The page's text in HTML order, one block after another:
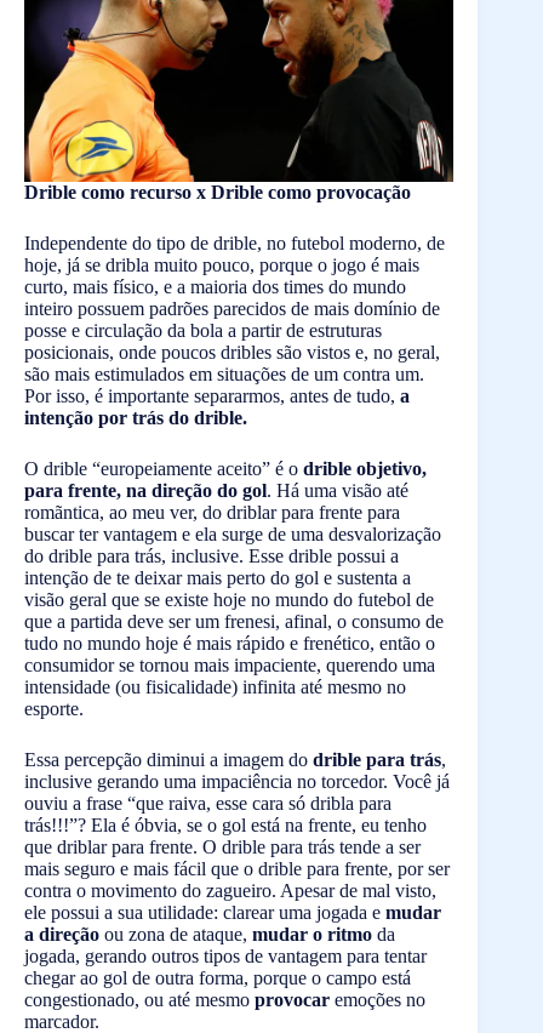
Drible como recurso x Drible como provocação
Independente do tipo de drible, no futebol moderno, de
hoje, já se dribla muito pouco, porque o jogo é mais
curto, mais físico, e a maioria dos times do mundo
inteiro possuem padrões parecidos de mais domínio de
posse e circulação da bola a partir de estruturas
posicionais, onde poucos dribles são vistos e, no geral,
são mais estimulados em situações de um contra um.
Por isso, é importante separarmos, antes de tudo, a
intenção por trás do drible.
O drible “europeiamente aceito” é o drible objetivo,
para frente, na direção do gol. Há uma visão até
romãntica, ao meu ver, do driblar para frente para
buscar ter vantagem e ela surge de uma desvalorização
do drible para trás, inclusive. Esse drible possui a
intenção de te deixar mais perto do gol e sustenta a
visão geral que se existe hoje no mundo do futebol de
que a partida deve ser um frenesi, afinal, o consumo de
tudo no mundo hoje é mais rápido e frenético, então o
consumidor se tornou mais impaciente, querendo uma
intensidade (ou fisicalidade) infinita até mesmo no
esporte.
Essa percepção diminui a imagem do drible para trás,
inclusive gerando uma impaciência no torcedor. Você já
ouviu a frase “que raiva, esse cara só dribla para
trás!!!”? Ela é óbvia, se o gol está na frente, eu tenho
que driblar para frente. O drible para trás tende a ser
mais seguro e mais fácil que o drible para frente, por ser
contra o movimento do zagueiro. Apesar de mal visto,
ele possui a sua utilidade: clarear uma jogada e mudar
a direção ou zona de ataque, mudar o ritmo da
jogada, gerando outros tipos de vantagem para tentar
chegar ao gol de outra forma, porque o campo está
congestionado, ou até mesmo provocar emoções no
marcador.